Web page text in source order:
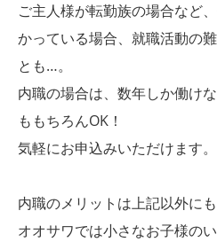
ご主人様が転勤族の場合など
かっている場合、就職活動の
とも…。
内職の場合は、数年しか働け
ももちろんOK！
気軽にお申込みいただけます。
内職のメリットは上記以外に
オオサワでは小さなお子様の